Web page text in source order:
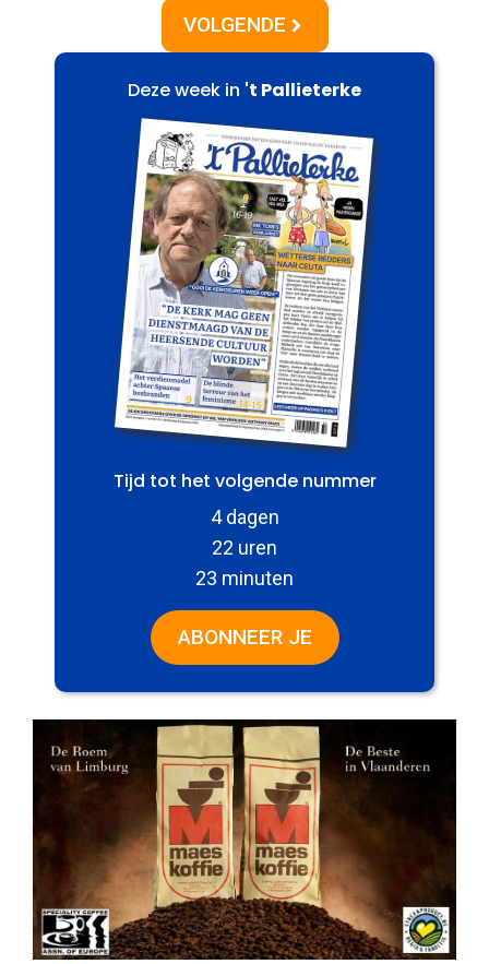
VOLGENDE
Deze week in 't Pallieterke
Tijd tot het volgende nummer
4 dagen
22 uren
23 minuten
ABONNEER JE